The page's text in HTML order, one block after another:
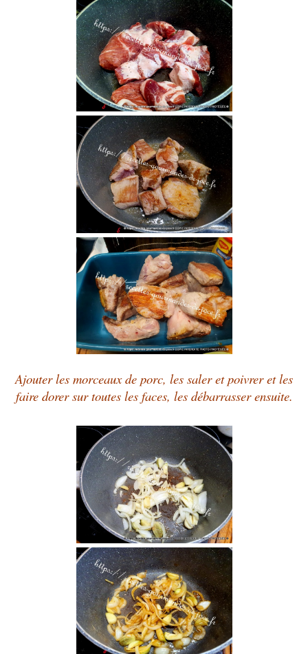
Ajouter les morceaux de porc, les saler et poivrer et les
faire dorer sur toutes les faces, les débarrasser ensuite.